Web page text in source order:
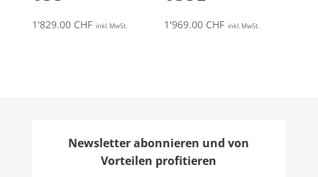
1'829.00 CHF inkl. MwSt. 1'969.00 CHF inkl. MwSt.
Newsletter abonnieren und von
Vorteilen profitieren